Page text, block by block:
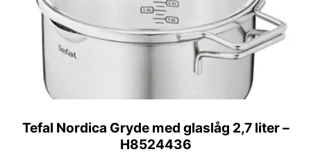
Tefal Nordica Gryde med glaslåg 2,7 liter –
H8524436